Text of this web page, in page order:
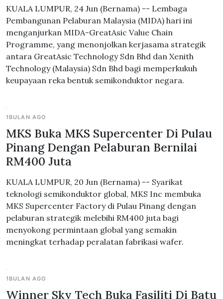
KUALA LUMPUR, 24 Jun (Bernama) -- Lembaga
Pembangunan Pelaburan Malaysia (MIDA) hari ini
menganjurkan MIDA-GreatAsic Value Chain
Programme, yang menonjolkan kerjasama strategik
antara GreatAsic Technology Sdn Bhd dan Xenith
Technology (Malaysia) Sdn Bhd bagi memperkukuh
keupayaan reka bentuk semikonduktor negara.
1BULAN AGO
MKS Buka MKS Supercenter Di Pulau
Pinang Dengan Pelaburan Bernilai
RM400 Juta
KUALA LUMPUR, 20 Jun (Bernama) -- Syarikat
teknologi semikonduktor global, MKS Inc membuka
MKS Supercenter Factory di Pulau Pinang dengan
pelaburan strategik melebihi RM400 juta bagi
menyokong permintaan global yang semakin
meningkat terhadap peralatan fabrikasi wafer.
1BULAN AGO
Winner Sky Tech Buka Fasiliti Di Batu